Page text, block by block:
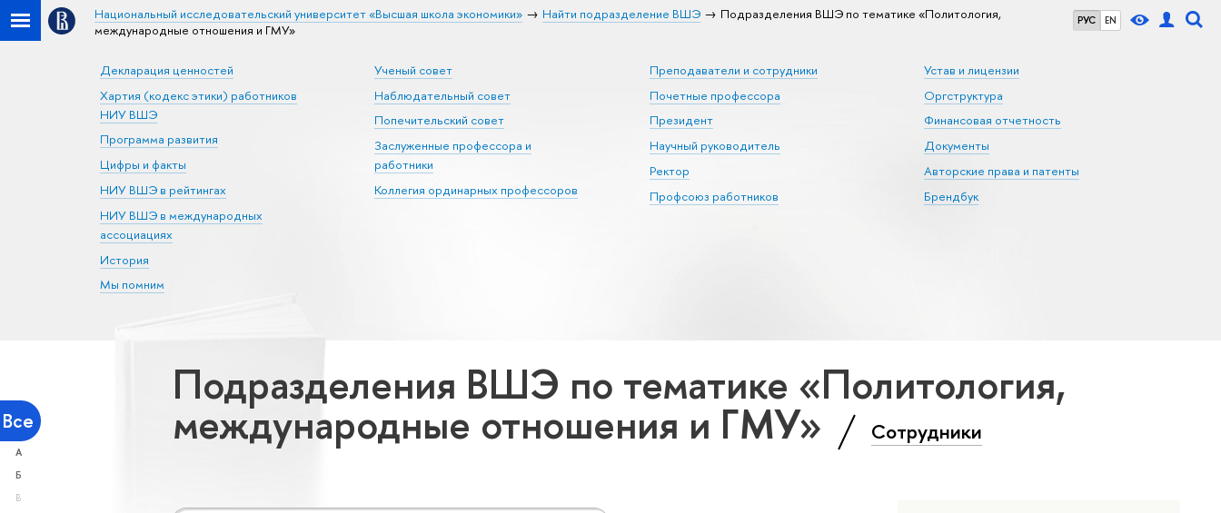
РУС EN
Национальный исследовательский университет «Высшая школа экономики» Найти подразделение ВШЭ
Подразделения ВШЭ по тематике «Политология,
международные отношения и ГМУ»
Декларация ценностей
Хартия (кодекс этики) работников
НИУ ВШЭ
Программа развития
Цифры и факты
НИУ ВШЭ в рейтингах
НИУ ВШЭ в международных
ассоциациях
История
Мы помним
Ученый совет
Наблюдательный совет
Попечительский совет
Заслуженные профессора и
работники
Коллегия ординарных профессоров
Преподаватели и сотрудники
Почетные профессора
Президент
Научный руководитель
Ректор
Профсоюз работников
Устав и лицензии
Оргструктура
Финансовая отчетность
Документы
Авторские права и патенты
Брендбук
Все
А
Б
В
Подразделения ВШЭ по тематике «Политология,
международные отношения и ГМУ» Сотрудники